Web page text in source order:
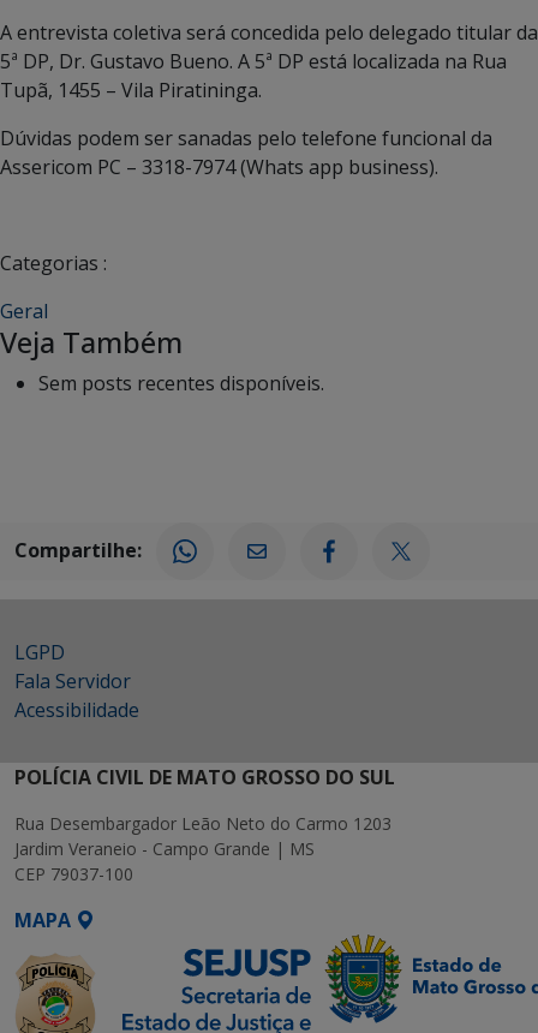
A entrevista coletiva será concedida pelo delegado titular da
5ª DP, Dr. Gustavo Bueno. A 5ª DP está localizada na Rua
Tupã, 1455 – Vila Piratininga.
Dúvidas podem ser sanadas pelo telefone funcional da
Assericom PC – 3318-7974 (Whats app business).
Categorias :
Geral
Veja Também
Sem posts recentes disponíveis.
Compartilhe:
LGPD
Fala Servidor
Acessibilidade
POLÍCIA CIVIL DE MATO GROSSO DO SUL
Rua Desembargador Leão Neto do Carmo 1203
Jardim Veraneio - Campo Grande | MS
CEP 79037-100
MAPA